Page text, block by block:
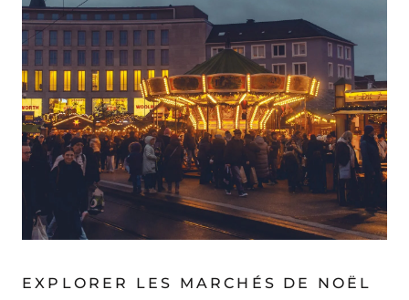
EXPLORER LES MARCHÉS DE NOËL